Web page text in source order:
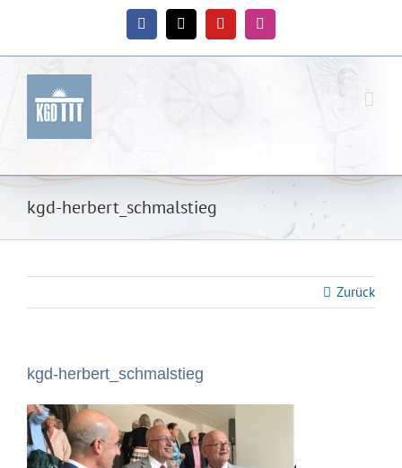
Facebook
X YouTubeInstagram
kgd-herbert_schmalstieg
Zurück
kgd-herbert_schmalstieg